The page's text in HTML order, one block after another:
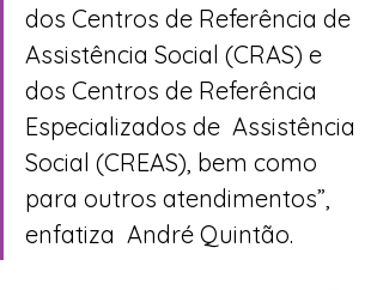
dos Centros de Referência de
Assistência Social (CRAS) e
dos Centros de Referência
Especializados de  Assistência
Social (CREAS), bem como
para outros atendimentos”,
enfatiza  André Quintão.